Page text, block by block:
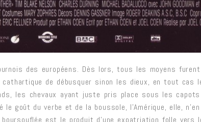
des européens. Dès lors, tous les moyens
cathartique de débusquer sinon les dieux, en tout
les chevaux ayant juste pris place sous les
le goût du verbe et de la boussole, l’Amérique, elle,
boursouflée est le produit d’une expatriation folle